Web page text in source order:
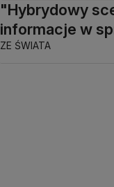
"Hybrydowy
informacje w
ZE ŚWIATA